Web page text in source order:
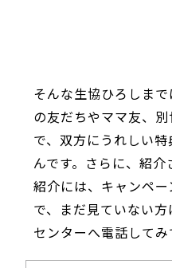
そんな生協ひろしま
の友だちやママ友、
で、双方にうれしい
んです。さらに、紹介
紹介には、キャンペ
で、まだ見ていない
センターへ電話してみ